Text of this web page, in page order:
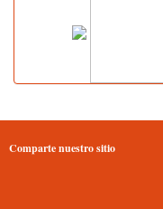
Comparte nuestro sitio